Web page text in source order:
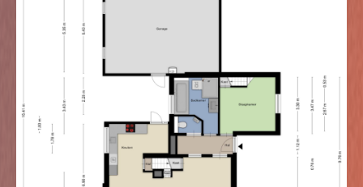
karakteristieke draagbalken bewust in het zicht
gelaten, wat de kamer extra charme en een
authentieke uitstraling geeft. De beiderzijdse inbouw
knieschotten bieden veel extra opbergruimte.
Schuur, tuin en landelijke ligging
Het perceel is bereikbaar via de eigen houten brug en
is in 2019 volledig opnieuw aangelegd. De tuin vormt
een fraai en verzorgd geheel met een prettige balans